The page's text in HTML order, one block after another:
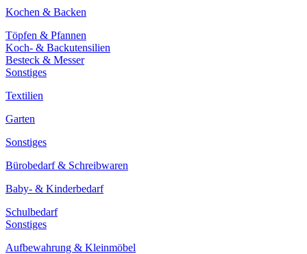
Kochen & Backen
Töpfen & Pfannen
Koch- & Backutensilien
Besteck & Messer
Sonstiges
Textilien
Garten
Sonstiges
Bürobedarf & Schreibwaren
Baby- & Kinderbedarf
Schulbedarf
Sonstiges
Aufbewahrung & Kleinmöbel